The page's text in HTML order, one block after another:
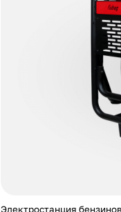
Электростанция